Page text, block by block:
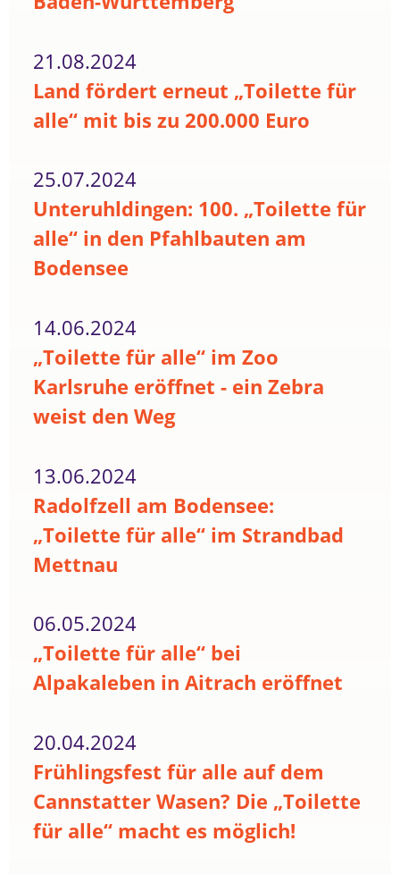
21.08.2024
Land fördert erneut „Toilette für
alle“ mit bis zu 200.000 Euro
25.07.2024
Unteruhldingen: 100. „Toilette für
alle“ in den Pfahlbauten am
Bodensee
14.06.2024
„Toilette für alle“ im Zoo
Karlsruhe eröffnet - ein Zebra
weist den Weg
13.06.2024
Radolfzell am Bodensee:
„Toilette für alle“ im Strandbad
Mettnau
06.05.2024
„Toilette für alle“ bei
Alpakaleben in Aitrach eröffnet
20.04.2024
Frühlingsfest für alle auf dem
Cannstatter Wasen? Die „Toilette
für alle“ macht es möglich!